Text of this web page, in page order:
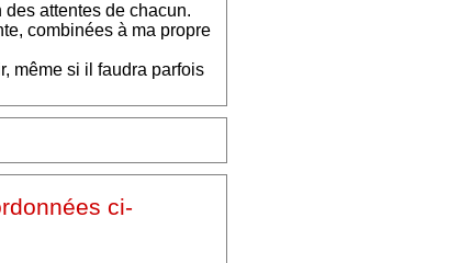
attentes de chacun.
combinées à ma propre
même si il faudra parfois
ci-